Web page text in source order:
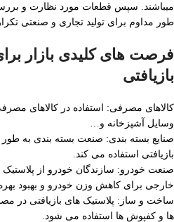
میباشند. سپس قطعات مورد نظارت و
طور مداوم برای تولید تجاری و صنعتی
فرصت های کلیدی بازار
بازیافتی
کالاهای مصرفی: استفاده در کالاهای
وسایل آشپزخانه و…
صنایع بسته بندی: صنعت بسته بندی به طور
بازیافتی استفاده می کند.
صنعت خودرو: سازندگان خودرو از
خارجی برای کاهش وزن خودرو و بهبود
ساخت و ساز: پلاستیک های بازیافتی در
ها و کفپوش ها استفاده می شود.